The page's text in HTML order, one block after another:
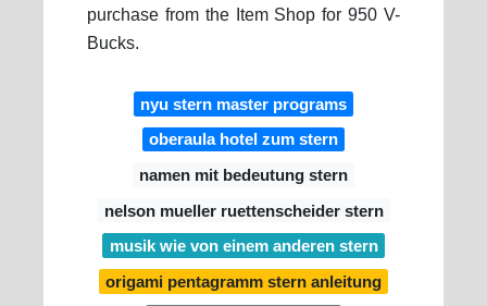
purchase from the Item Shop for 950 V-
Bucks.
nyu stern master programs
oberaula hotel zum stern
namen mit bedeutung stern
nelson mueller ruettenscheider stern
musik wie von einem anderen stern
origami pentagramm stern anleitung